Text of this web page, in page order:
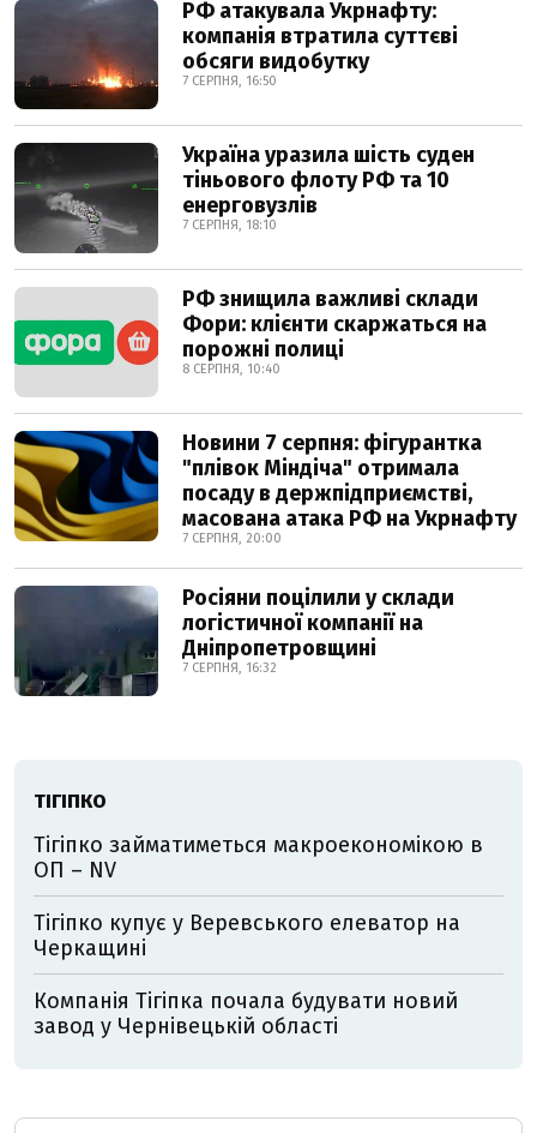
РФ атакувала Укрнафту:
компанія втратила суттєві
обсяги видобутку
7 СЕРПНЯ, 16:50
Україна уразила шість суден
тіньового флоту РФ та 10
енерговузлів
7 СЕРПНЯ, 18:10
РФ знищила важливі склади
Фори: клієнти скаржаться на
порожні полиці
8 СЕРПНЯ, 10:40
Новини 7 серпня: фігурантка
"плівок Міндіча" отримала
посаду в держпідприємстві,
масована атака РФ на Укрнафту
7 СЕРПНЯ, 20:00
Росіяни поцілили у склади
логістичної компанії на
Дніпропетровщині
7 СЕРПНЯ, 16:32
ТІГІПКО
Тігіпко займатиметься макроекономікою в
ОП – NV
Тігіпко купує у Веревського елеватор на
Черкащині
Компанія Тігіпка почала будувати новий
завод у Чернівецькій області